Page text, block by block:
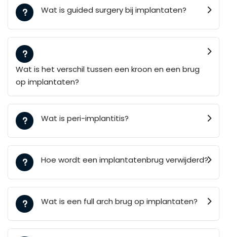
Wat is guided surgery bij implantaten?
Wat is het verschil tussen een kroon en een brug
op implantaten?
Wat is peri-implantitis?
Hoe wordt een implantatenbrug verwijderd?
Wat is een full arch brug op implantaten?